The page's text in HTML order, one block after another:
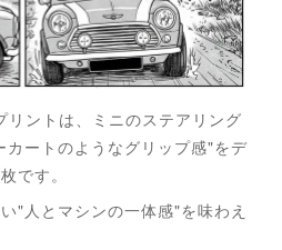
リントは、ミニのステアリング
カートのようなグリップ感"をデ
です。
"人とマシンの一体感"を味わえ